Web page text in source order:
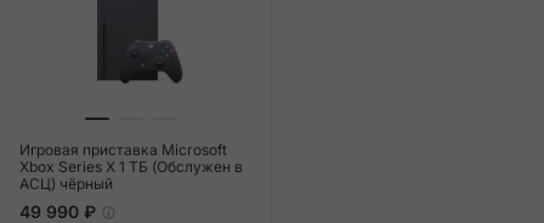
Игровая приставка Microsoft
Xbox Series X 1 ТБ (Обслужен в
АСЦ) чёрный
49 990 ₽